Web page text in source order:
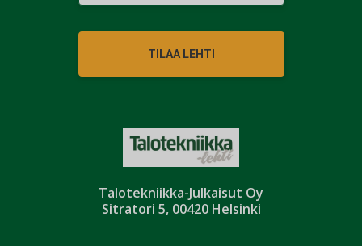
Talotekniikka-Julkaisut Oy
Sitratori 5, 00420 Helsinki
TILAA LEHTI